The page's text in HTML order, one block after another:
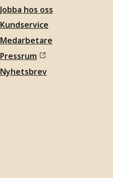
Jobba hos oss
Kundservice
Medarbetare
Pressrum
Nyhetsbrev